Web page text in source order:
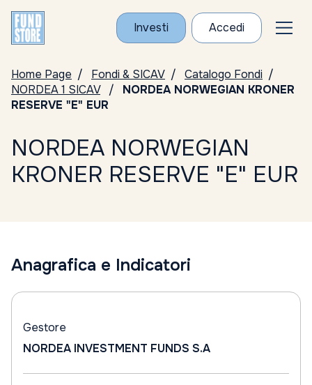
Investi Accedi
Home Page Fondi & SICAV
Catalogo Fondi
NORDEA 1 SICAV
NORDEA NORWEGIAN KRONER
RESERVE "E" EUR
NORDEA NORWEGIAN
KRONER RESERVE "E" EUR
Anagrafica e Indicatori
Gestore
NORDEA INVESTMENT FUNDS S.A